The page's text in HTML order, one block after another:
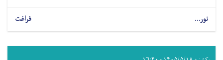
نور... فراغت